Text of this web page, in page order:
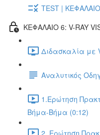
TEST |
ΚΕΦΑΛΑΙΟ 6: V-RAY
Διδασκαλία με
Αναλυτικός
1.Ερώτηση
Βήμα-Βήμα (0:12)
2. Ερώτηση